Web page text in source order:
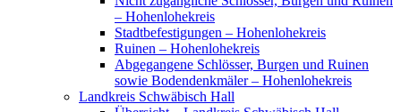
– Hohenlohekreis
Stadtbefestigungen – Hohenlohekreis
Ruinen – Hohenlohekreis
Abgegangene Schlösser, Burgen und Ruinen
sowie Bodendenkmäler – Hohenlohekreis
Landkreis Schwäbisch Hall